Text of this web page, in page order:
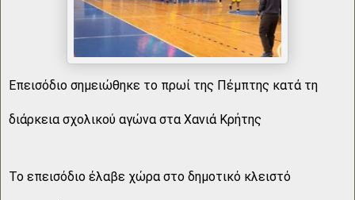
Επεισόδιο σημειώθηκε το πρωί της Πέμπτης κατά τη
διάρκεια σχολικού αγώνα στα Χανιά Κρήτης
Το επεισόδιο έλαβε χώρα στο δημοτικό κλειστό